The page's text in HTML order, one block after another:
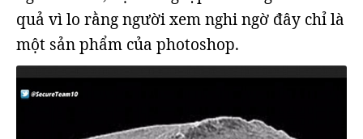
quả vì lo rằng người xem nghi ngờ đây chỉ là
một sản phẩm của photoshop.